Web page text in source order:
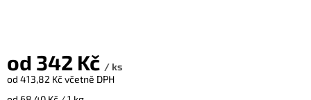
od 342 Kč / ks
od 413,82 Kčvčetně DPH